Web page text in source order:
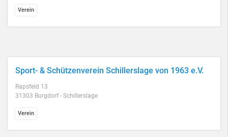
Verein
Sport- & Schützenverein Schillerslage von 1963 e.V.
Rapsfeld 13
31303 Burgdorf - Schillerslage
Verein